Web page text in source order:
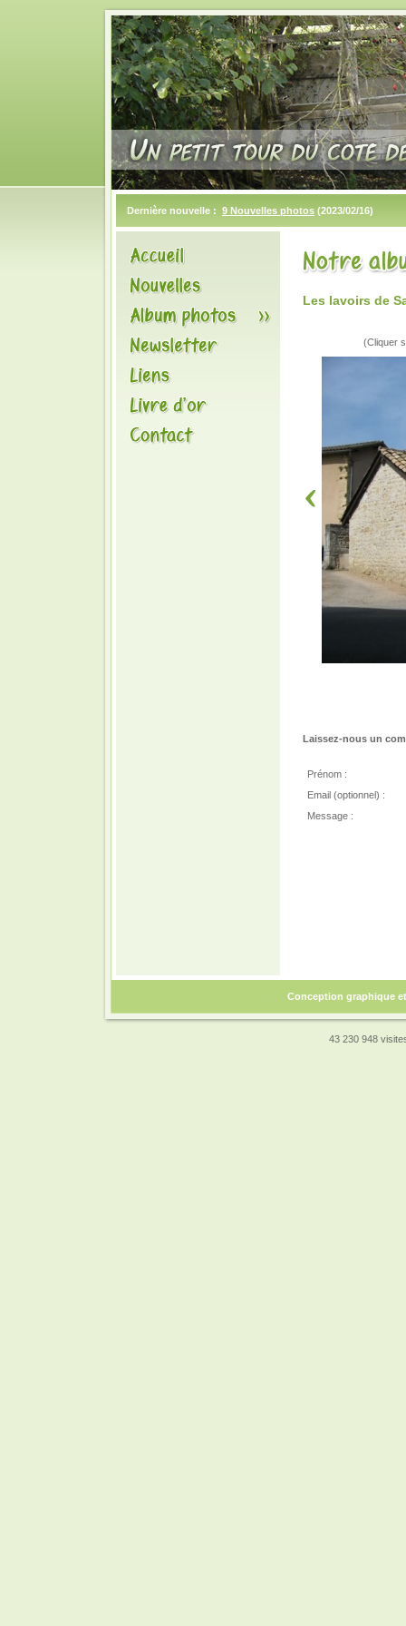
Dernière nouvelle : 9 Nouvelles photos (2023/02/16)
Les lavoirs de
(Cliquer
Laissez-nous un
Prénom :
Email (optionnel) :
Message :
Conception graphique
43 230 948